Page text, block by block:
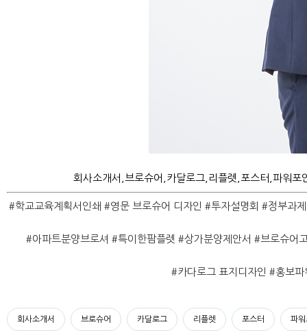
회사소개서,브로슈어,카달로그,리플렛,포스터,파워
#학교교육계획서인쇄 #영문 브로슈어 디자인 #투자설명회 #정부과
#아파트분양브로셔 #특이한팜플렛 #상가분양제안서 #브로슈어
#카다로그 표지디자인 #홍보
회사소개서 브로슈어 카달로그 리플렛 포스터 파워